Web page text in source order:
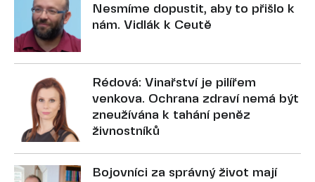
Nesmíme dopustit, aby to přišlo k
nám. Vidlák k Ceutě
Rédová: Vinařství je pilířem
venkova. Ochrana zdraví nemá být
zneužívána k tahání peněz
živnostníků
Bojovníci za správný život mají